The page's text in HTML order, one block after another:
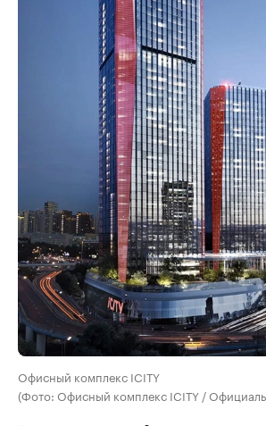
Офисный комплекс ICITY
(Фото: Офисный комплекс ICITY /